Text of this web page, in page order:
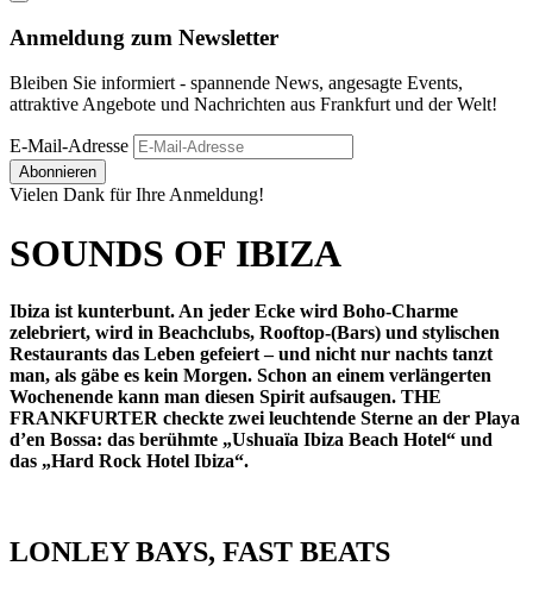
Anmeldung zum Newsletter
Bleiben Sie informiert - spannende News, angesagte Events,
attraktive Angebote und Nachrichten aus Frankfurt und der Welt!
E-Mail-Adresse
Abonnieren
Vielen Dank für Ihre Anmeldung!
SOUNDS OF IBIZA
Ibiza ist kunterbunt. An jeder Ecke wird Boho-Charme
zelebriert, wird in Beachclubs, Rooftop-(Bars) und stylischen
Restaurants das Leben gefeiert – und nicht nur nachts tanzt
man, als gäbe es kein Morgen. Schon an einem verlängerten
Wochenende kann man diesen Spirit aufsaugen. THE
FRANKFURTER checkte zwei leuchtende Sterne an der Playa
d’en Bossa: das berühmte „Ushuaïa Ibiza Beach Hotel“ und
das „Hard Rock Hotel Ibiza“.
LONLEY BAYS, FAST BEATS